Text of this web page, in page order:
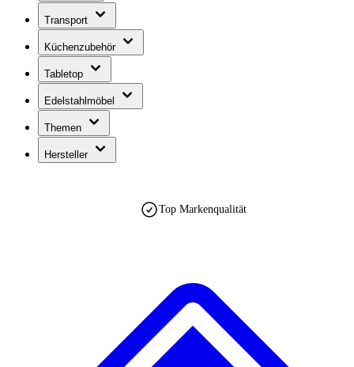
Transport
Küchenzubehör
Tabletop
Edelstahlmöbel
Themen
Hersteller
Top Markenqualität